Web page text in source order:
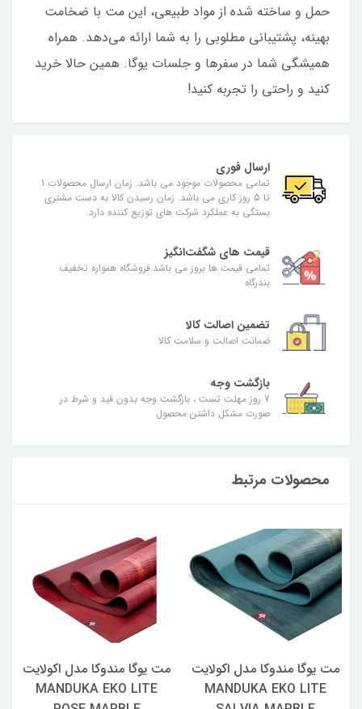
حمل و ساخته شده از مواد طبیعی، این مت با ضخامت
بهینه، پشتیبانی مطلوبی را به شما ارائه می‌دهد. همراه
همیشگی شما در سفرها و جلسات یوگا. همین حالا خرید
کنید و راحتی را تجربه کنید!
ارسال فوری
تمامی محصولات موجود می باشد. زمان ارسال محصولات 1
تا 5 روز کاری می باشد. زمان رسیدن کالا به دست مشتری
بستگی به عملکرد شرکت های توزیع کننده دارد.
قیمت های شگفت‌انگیز
تمامی قیمت ها بروز می باشد.فروشگاه همواره تخفیف
بندرگاه
تضمین اصالت کالا
ضمانت اصالت و سلامت کالا
بازگشت وجه
7 روز مهلت تست ، بازگشت وجه بدون قید و شرط در
صورت مشکل داشتن محصول
محصولات مرتبط
مت یوگا مندوکا مدل اکولایت
MANDUKA EKO LITE
مت یوگا مندوکا مدل اکولایت
MANDUKA EKO LITE